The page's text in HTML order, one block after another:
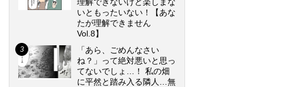
いともったいない！【あな
たが理解できません
Vol.8】
「あら、ごめんなさい
ね？」って絶対悪いと思っ
てないでしょ…！ 私の畑
に平然と踏み入る隣人…無